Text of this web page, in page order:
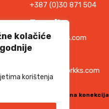
kolačiće
korištenja
na
+387 (0)30 871 504
E-mail
info@torkks.com
support@torkks.com
SSL sigurna konekcija